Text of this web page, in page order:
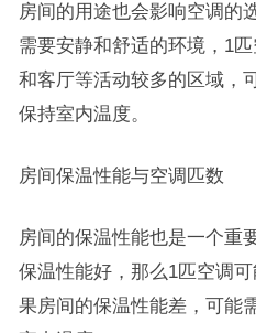
房间的用途也会影响空调的
需要安静和舒适的环境，1
和客厅等活动较多的区域，
保持室内温度。
房间保温性能与空调匹数
房间的保温性能也是一个重
保温性能好，那么1匹空调
果房间的保温性能差，可能